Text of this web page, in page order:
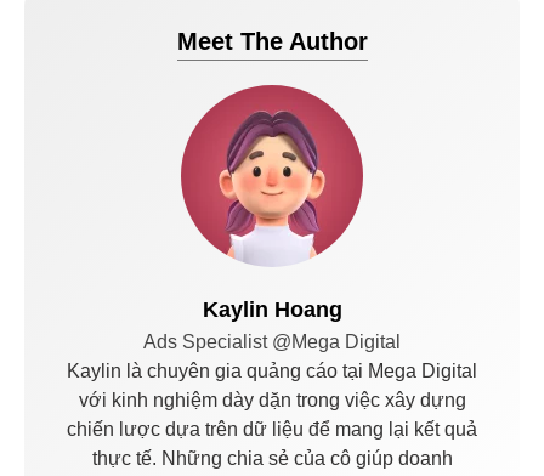
Meet The Author
Kaylin Hoang
Ads Specialist @Mega Digital
Kaylin là chuyên gia quảng cáo tại Mega Digital
với kinh nghiệm dày dặn trong việc xây dựng
chiến lược dựa trên dữ liệu để mang lại kết quả
thực tế. Những chia sẻ của cô giúp doanh